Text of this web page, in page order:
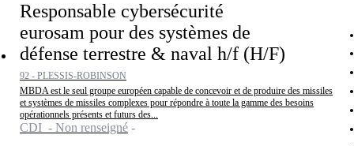
Responsable cybersécurité
eurosam pour des systèmes de
défense terrestre & naval h/f (H/F)
92 - PLESSIS-ROBINSON
MBDA est le seul groupe européen capable de concevoir et de produire des missiles
et systèmes de missiles complexes pour répondre à toute la gamme des besoins
opérationnels présents et futurs des...
CDI - Non renseigné